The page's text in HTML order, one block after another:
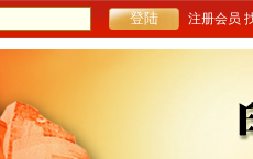
注册会员